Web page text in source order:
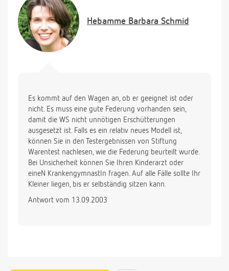
Hebamme Barbara Schmid
Es kommt auf den Wagen an, ob er geeignet ist oder
nicht. Es muss eine gute Federung vorhanden sein,
damit die WS nicht unnötigen Erschütterungen
ausgesetzt ist. Falls es ein relativ neues Modell ist,
können Sie in den Testergebnissen von Stiftung
Warentest nachlesen, wie die Federung beurteilt wurde.
Bei Unsicherheit können Sie Ihren Kinderarzt oder
eineN KrankengymnastIn fragen. Auf alle Fälle sollte Ihr
Kleiner liegen, bis er selbständig sitzen kann.
Antwort vom 13.09.2003